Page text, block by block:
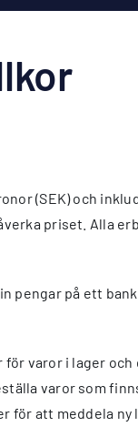
(SEK) och
priset. Alla
pengar på ett
för varor i lager
varor som
för att meddela